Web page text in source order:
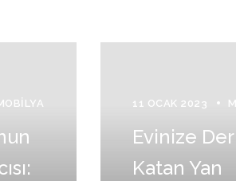
11 OCAK 2023
Evinize
Katan Yan